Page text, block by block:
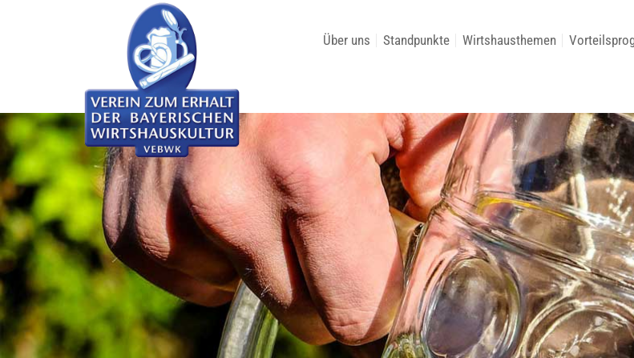
Über uns Standpunkte Wirtshausthemen